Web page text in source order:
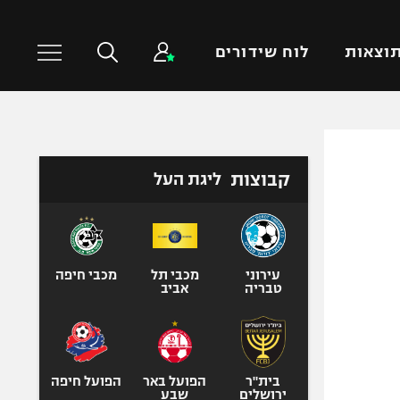
תוצאות לוח שידורים
טניס
כדורעף
ספורט אולימפי
קבוצות ליגת העל
עירוני
טבריה
מכבי תל
אביב
מכבי חיפה
בית"ר
ירושלים
הפועל באר
שבע
הפועל חיפה